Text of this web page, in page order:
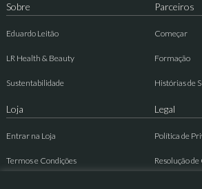
Sobre
Eduardo Leitão
LR Health & Beauty
Sustentabilidade
Parceiros
Começar
Formação
Histórias de
Loja
Entrar na Loja
Termos e Condições
Legal
Política de
Resolução